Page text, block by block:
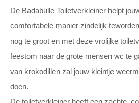
De Badabulle Toiletverkleiner helpt
comfortabele manier zindelijk
nog te groot en met deze vrolijke
feestom naar de grote mensen wc te
van krokodillen zal jouw kleintje
doen.